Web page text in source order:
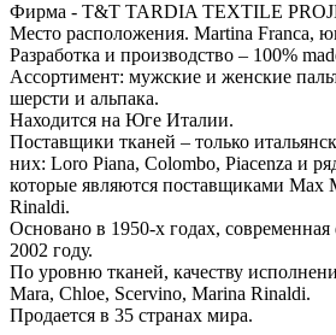
Фирма - T&T TARDIA TEXTILE
Место расположения. Martina Franca,
Разработка и производство – 100%
Ассортимент: мужские и женские
шерсти и альпака.
Находится на Юге Италии.
Поставщики тканей – только
них: Loro Piana, Colombo, Piacenza и
которые являются поставщиками Max
Rinaldi.
Основано в 1950-х годах, современная
2002 году.
По уровню тканей, качеству
Mara, Chloe, Scervino, Marina Rinaldi.
Продается в 35 странах мира.